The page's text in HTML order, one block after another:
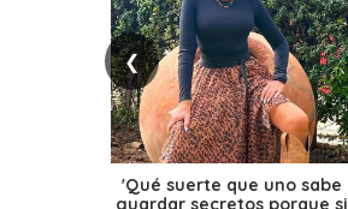
❮
'Qué suerte que uno sabe
guardar secretos porque si